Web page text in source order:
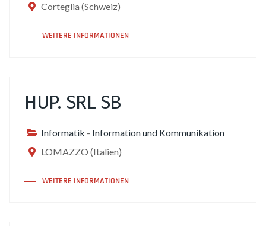
Corteglia (Schweiz)
WEITERE INFORMATIONEN
HUP. SRL SB
Informatik - Information und Kommunikation
LOMAZZO (Italien)
WEITERE INFORMATIONEN